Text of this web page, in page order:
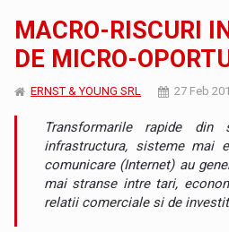
MACRO-RISCURI
DE MICRO-
ERNST & YOUNG SRL 27 Feb
Transformarile rapide
infrastructura, sisteme mai
comunicare (Internet) au
mai stranse intre tari,
relatii comerciale si de